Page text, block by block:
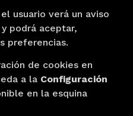
usuario verá un aviso
podrá aceptar,
preferencias.
de cookies en
a la Configuración
en la esquina